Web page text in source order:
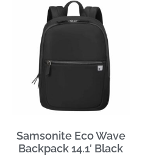
Samsonite Eco Wave
Backpack 14.1′ Black